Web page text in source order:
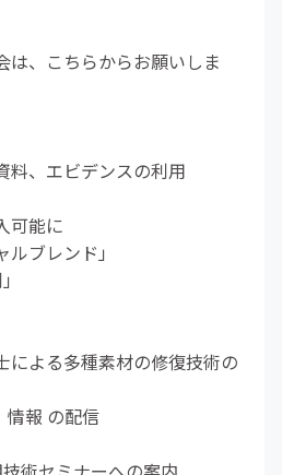
は、こちらからお願いしま
料、エビデンスの利用
可能に
ブレンド」
よる多種素材の修復技術の
情報 の配信